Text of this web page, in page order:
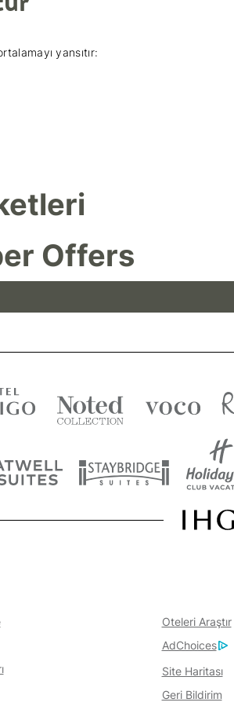
yansıtır:
Offers
Oteleri Araştır
AdChoices
Site Haritası
Geri Bildirim